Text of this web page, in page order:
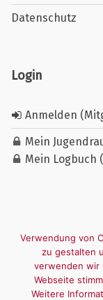
Datenschutz
Login
Anmelden
Mein
Mein Logbuch
Verwendung von
zu gestalten
verwenden wir
Webseite
Weitere